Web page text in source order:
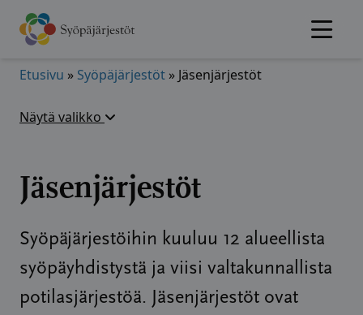
Hyppää
sisältöön
Etusivu » Syöpäjärjestöt » Jäsenjärjestöt
Näytä valikko
Jäsenjärjestöt
Syöpäjärjestöihin kuuluu 12 alueellista
syöpäyhdistystä ja viisi valtakunnallista
potilasjärjestöä. Jäsenjärjestöt ovat